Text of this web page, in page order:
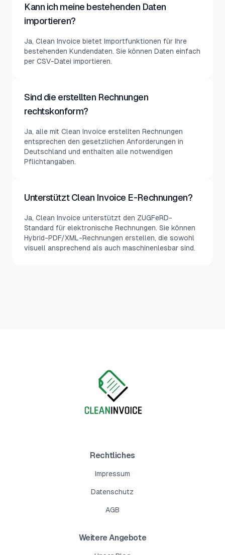
Kann ich meine bestehenden Daten
importieren?
Ja, Clean Invoice bietet Importfunktionen für Ihre
bestehenden Kundendaten. Sie können Daten einfach
per CSV-Datei importieren.
Sind die erstellten Rechnungen
rechtskonform?
Ja, alle mit Clean Invoice erstellten Rechnungen
entsprechen den gesetzlichen Anforderungen in
Deutschland und enthalten alle notwendigen
Pflichtangaben.
Unterstützt Clean Invoice E-Rechnungen?
Ja, Clean Invoice unterstützt den ZUGFeRD-
Standard für elektronische Rechnungen. Sie können
Hybrid-PDF/XML-Rechnungen erstellen, die sowohl
visuell ansprechend als auch maschinenlesbar sind.
Rechtliches
Impressum
Datenschutz
AGB
Weitere Angebote